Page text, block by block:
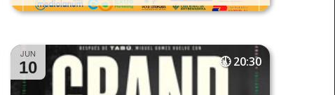
JUN
10 20:30